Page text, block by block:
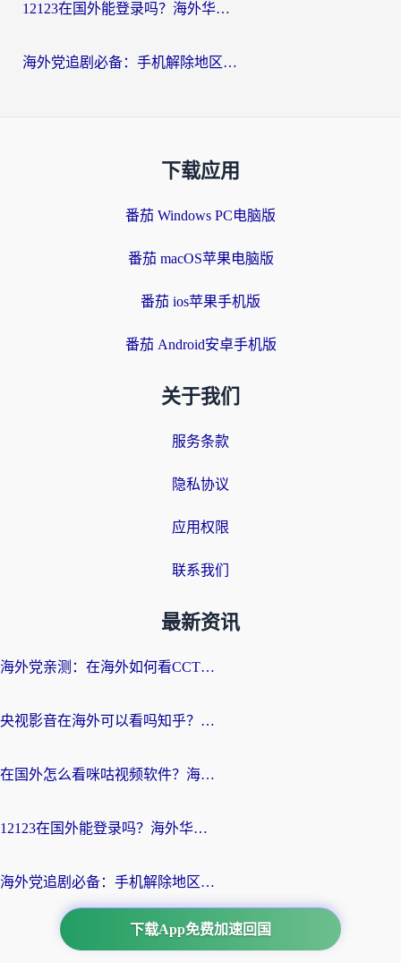
12123在国外能登录吗？海外华人必看的回国加速实用指南
海外党追剧必备：手机解除地区限制app怎么选？解决央视视频&国内剧地区限制全指南
下载应用
番茄 Windows PC电脑版
番茄 macOS苹果电脑版
番茄 ios苹果手机版
番茄 Android安卓手机版
关于我们
服务条款
隐私协议
应用权限
联系我们
最新资讯
海外党亲测：在海外如何看CCTV？告别“仅限大陆播放”的实用指南
央视影音在海外可以看吗知乎？留学生亲测：3步解决地域限制+追剧自由
在国外怎么看咪咕视频软件？海外党亲测有效的回国加速方案
12123在国外能登录吗？海外华人必看的回国加速实用指南
海外党追剧必备：手机解除地区限制app怎么选？解决央视视频&国内剧地区限制全指南
下载App免费加速回国